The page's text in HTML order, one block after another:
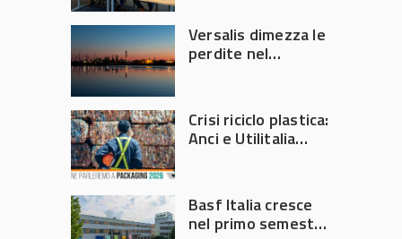
Versalis dimezza le
perdite nel
Crisi riciclo plastica:
Anci e Utilitalia
Governo
Basf Italia cresce
nel primo semestre